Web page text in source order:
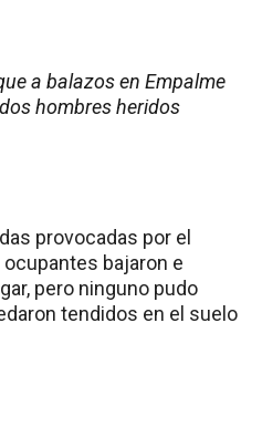
a balazos en Empalme
hombres heridos
provocadas por el
bajaron e
pero ninguno pudo
tendidos en el suelo